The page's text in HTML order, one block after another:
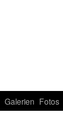
Galerien Fotos